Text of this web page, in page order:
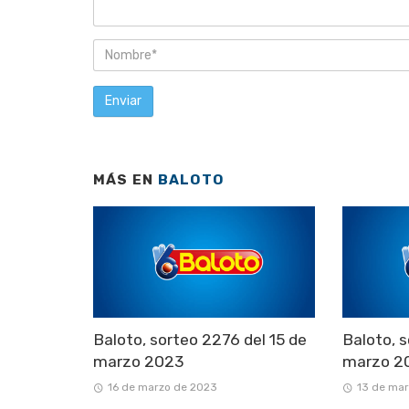
MÁS EN BALOTO
Baloto, sorteo 2276 del 15 de
marzo 2023
16 de marzo de 2023
Baloto,
marzo
13 de